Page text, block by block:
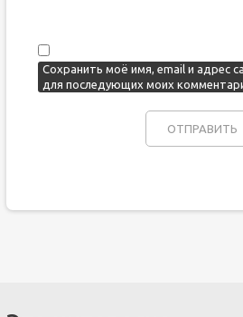
Сохранить моё имя, email и адрес
для последующих моих